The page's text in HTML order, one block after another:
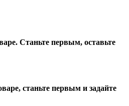
Станьте первым, оставьте
станьте первым и задайте